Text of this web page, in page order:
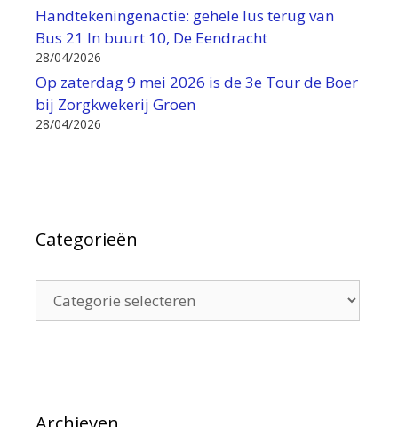
Handtekeningenactie: gehele lus terug van
Bus 21 In buurt 10, De Eendracht
28/04/2026
Op zaterdag 9 mei 2026 is de 3e Tour de Boer
bij Zorgkwekerij Groen
28/04/2026
Categorieën